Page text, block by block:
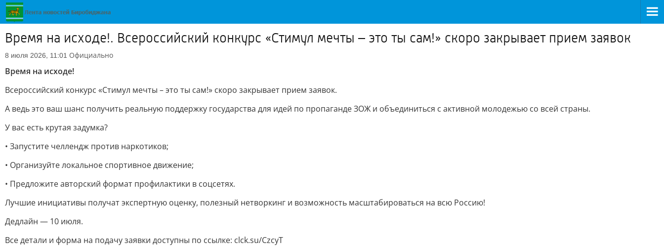
Время на исходе!. Всероссийский конкурс «Стимул мечты – это ты сам!» скоро закрывает прием заявок
8 июля 2026, 11:01 Официально
Время на исходе!
Всероссийский конкурс «Стимул мечты – это ты сам!» скоро закрывает прием заявок.
А ведь это ваш шанс получить реальную поддержку государства для идей по пропаганде ЗОЖ и объединиться с активной молодежью со всей страны.
У вас есть крутая задумка?
• Запустите челлендж против наркотиков;
• Организуйте локальное спортивное движение;
• Предложите авторский формат профилактики в соцсетях.
Лучшие инициативы получат экспертную оценку, полезный нетворкинг и возможность масштабироваться на всю Россию!
Дедлайн — 10 июля.
Все детали и форма на подачу заявки доступны по ссылке: clck.su/CzcyT